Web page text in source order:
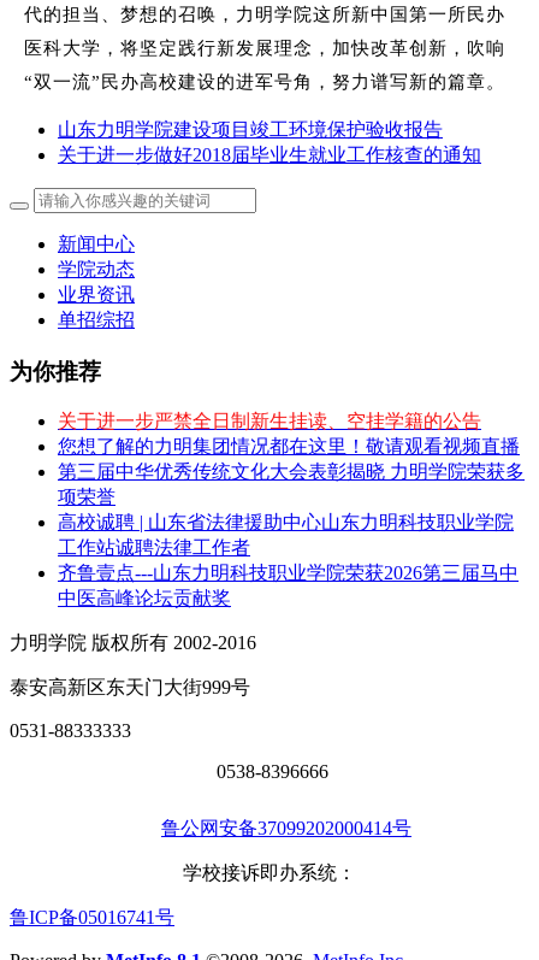
代的担当、梦想的召唤，力明学院这所新中国第一所民办
医科大学，将坚定践行新发展理念，加快改革创新，吹响
“双一流”民办高校建设的进军号角，努力谱写新的篇章。
山东力明学院建设项目竣工环境保护验收报告
关于进一步做好2018届毕业生就业工作核查的通知
新闻中心
学院动态
业界资讯
单招综招
为你推荐
关于进一步严禁全日制新生挂读、空挂学籍的公告
您想了解的力明集团情况都在这里！敬请观看视频直播
第三届中华优秀传统文化大会表彰揭晓 力明学院荣获多
项荣誉
高校诚聘 | 山东省法律援助中心山东力明科技职业学院
工作站诚聘法律工作者
齐鲁壹点---山东力明科技职业学院荣获2026第三届马中
中医高峰论坛贡献奖
力明学院 版权所有 2002-2016
泰安高新区东天门大街999号
0531-88333333
0538-8396666
鲁公网安备37099202000414号
学校接诉即办系统：
鲁ICP备05016741号